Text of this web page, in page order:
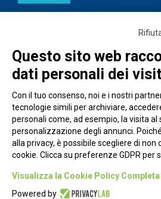
Piazza Alessandria, 24 -
Privacy Policy
Questo sito web
dati personali dei
Con il tuo consenso, noi e i nostri
tecnologie simili per archiviare,
personali come, ad esempio, la visita al
personalizzazione degli annunci.
alla privacy, è possibile scegliere di non
cookie. Clicca su preferenze GDPR per
Visualizza la Cookie Policy Completa
Powered by